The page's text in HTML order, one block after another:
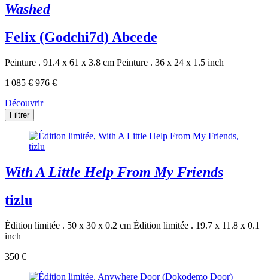
Washed
Felix (Godchi7d) Abcede
Peinture . 91.4 x 61 x 3.8 cm Peinture . 36 x 24 x 1.5 inch
1 085 € 976 €
Découvrir
Filtrer
With A Little Help From My Friends
tizlu
Édition limitée . 50 x 30 x 0.2 cm Édition limitée . 19.7 x 11.8 x 0.1
inch
350 €